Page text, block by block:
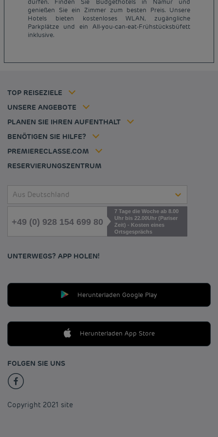
dürfen. Finden Sie Budgethotels in Namur und
genießen Sie ein Zimmer zum besten Preis. Unsere
Hotels bieten kostenloses WLAN, zugängliche
Parkplätze und ein All-you-can-eat-Frühstücksbüfett
inklusive.
TOP REISEZIELE
Günstige Hotels Paris
Günstige Hotels Hannover
Günstige Hotels Deutschland
Günstige Hotels Frankreich
UNSERE ANGEBOTE
Mitgliedsrate
PLANEN SIE IHREN AUFENTHALT
BENÖTIGEN SIE HILFE?
PREMIERECLASSE.COM
Impressum
Allgemeine Geschäftsbedingungen
Tax policy
Karriere
RESERVIERUNGSZENTRUM
Aus Deutschland
+49 (0) 928 154 699 80
7 Tage die Woche ab 8.00
Uhr bis 22.00Uhr (Pariser
Zeit) - Kosten eines
Ortsgesprächs
UNTERWEGS? APP HOLEN!
Herunterladen Google Play
Herunterladen App Store
FOLGEN SIE UNS
Copyright 2021 site